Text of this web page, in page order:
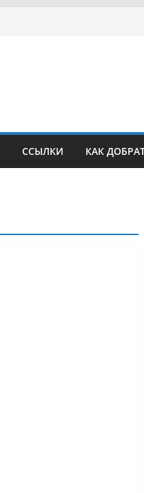
ССЫЛКИ КАК